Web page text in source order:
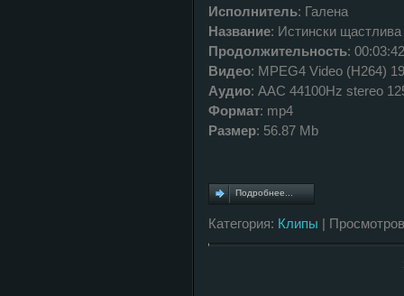
Исполнитель: Галена
Название: Истински щастлива
Продолжительность: 00:03:42
Видео: MPEG4 Video (H264)
Аудио: AAC 44100Hz stereo
Формат: mp4
Размер: 56.87 Mb
Подробнее...
Категория: Клипы |